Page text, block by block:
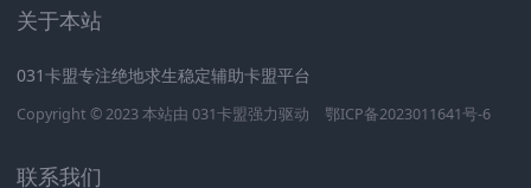
关于本站
031卡盟专注绝地求生稳定辅助卡盟平台
Copyright © 2023 本站由 031卡盟强力驱动 鄂ICP备2023011641号-6
联系我们